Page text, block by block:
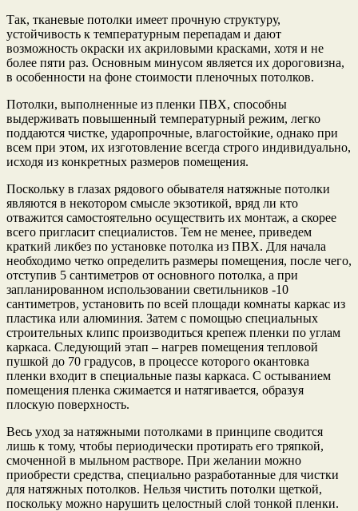
Так, тканевые потолки имеет прочную структуру,
устойчивость к температурным перепадам и дают
возможность окраски их акриловыми красками, хотя и не
более пяти раз. Основным минусом является их дороговизна,
в особенности на фоне стоимости пленочных потолков.
Потолки, выполненные из пленки ПВХ, способны
выдерживать повышенный температурный режим, легко
поддаются чистке, ударопрочные, влагостойкие, однако при
всем при этом, их изготовление всегда строго индивидуально,
исходя из конкретных размеров помещения.
Поскольку в глазах рядового обывателя натяжные потолки
являются в некотором смысле экзотикой, вряд ли кто
отважится самостоятельно осуществить их монтаж, а скорее
всего пригласит специалистов. Тем не менее, приведем
краткий ликбез по установке потолка из ПВХ. Для начала
необходимо четко определить размеры помещения, после чего,
отступив 5 сантиметров от основного потолка, а при
запланированном использовании светильников -10
сантиметров, установить по всей площади комнаты каркас из
пластика или алюминия. Затем с помощью специальных
строительных клипс производиться крепеж пленки по углам
каркаса. Следующий этап – нагрев помещения тепловой
пушкой до 70 градусов, в процессе которого окантовка
пленки входит в специальные пазы каркаса. С остыванием
помещения пленка сжимается и натягивается, образуя
плоскую поверхность.
Весь уход за натяжными потолками в принципе сводится
лишь к тому, чтобы периодически протирать его тряпкой,
смоченной в мыльном растворе. При желании можно
приобрести средства, специально разработанные для чистки
для натяжных потолков. Нельзя чистить потолки щеткой,
поскольку можно нарушить целостный слой тонкой пленки.